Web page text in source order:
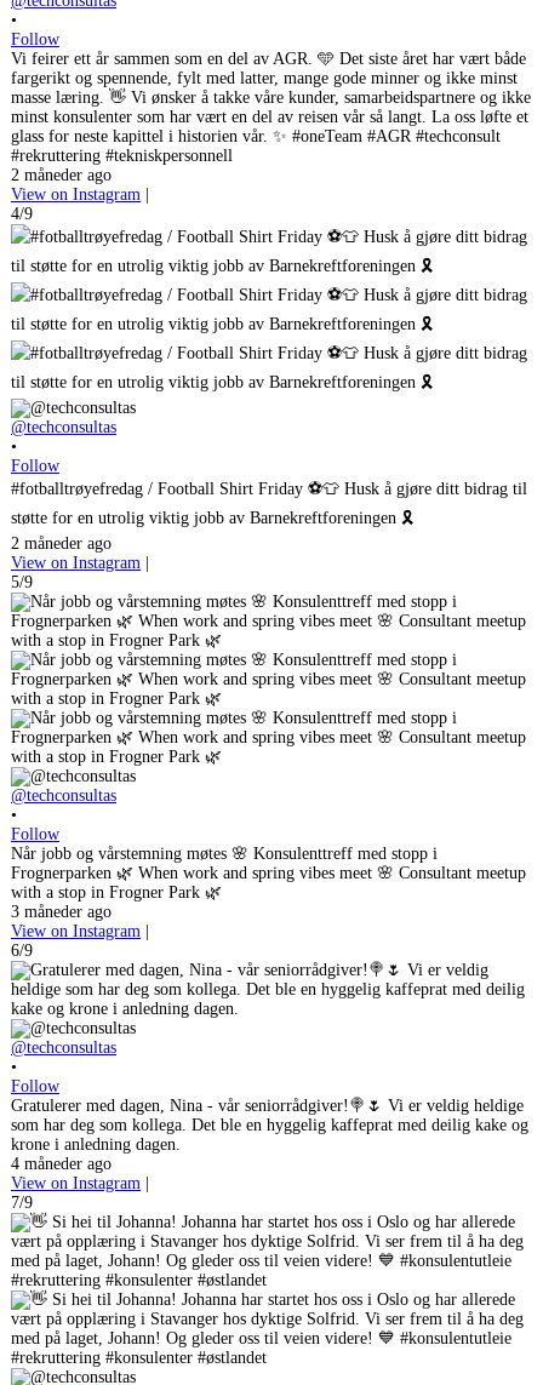
•
Follow
Vi feirer ett år sammen som en del av AGR. 🩵 Det siste året har vært både
fargerikt og spennende, fylt med latter, mange gode minner og ikke minst
masse læring. 👋 Vi ønsker å takke våre kunder, samarbeidspartnere og ikke
minst konsulenter som har vært en del av reisen vår så langt. La oss løfte et
glass for neste kapittel i historien vår. ✨ #oneTeam #AGR #techconsult
#rekruttering #tekniskpersonnell
2 måneder ago
View on Instagram
4/9
@techconsultas
•
Follow
#fotballtrøyefredag / Football Shirt Friday ⚽️👕 Husk å gjøre ditt bidrag til
støtte for en utrolig viktig jobb av Barnekreftforeningen 🎗️
2 måneder ago
View on Instagram
5/9
@techconsultas
•
Follow
Når jobb og vårstemning møtes 🌸 Konsulenttreff med stopp i
Frognerparken 🌿 When work and spring vibes meet 🌸 Consultant meetup
with a stop in Frogner Park 🌿
3 måneder ago
View on Instagram
6/9
@techconsultas
•
Follow
Gratulerer med dagen, Nina - vår seniorrådgiver!🍭🌷 Vi er veldig heldige
som har deg som kollega. Det ble en hyggelig kaffeprat med deilig kake og
krone i anledning dagen.
4 måneder ago
View on Instagram
7/9